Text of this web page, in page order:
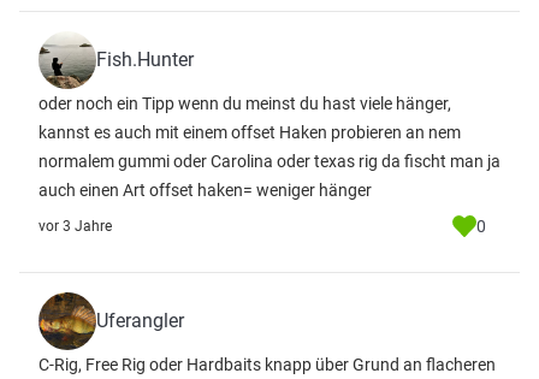
Fish.Hunter
oder noch ein Tipp wenn du meinst du hast viele hänger,
kannst es auch mit einem offset Haken probieren an nem
normalem gummi oder Carolina oder texas rig da fischt man ja
auch einen Art offset haken= weniger hänger
vor 3 Jahre 0
Uferangler
C-Rig, Free Rig oder Hardbaits knapp über Grund an flacheren